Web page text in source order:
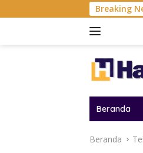
ke
Breaking
Tambang
Beranda
Beranda